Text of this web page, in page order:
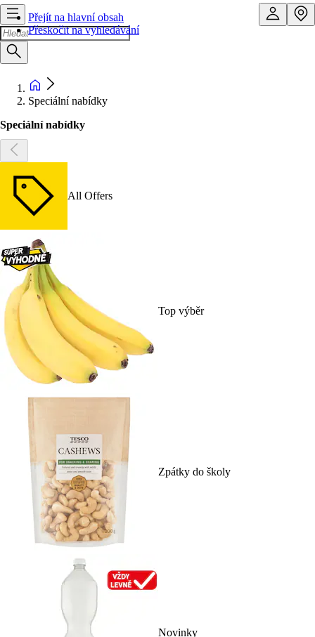
Přejít na hlavní obsah
Přeskočit na vyhledávání
Speciální nabídky
Speciální nabídky
All Offers
Top výběr
Zpátky do školy
Novinky